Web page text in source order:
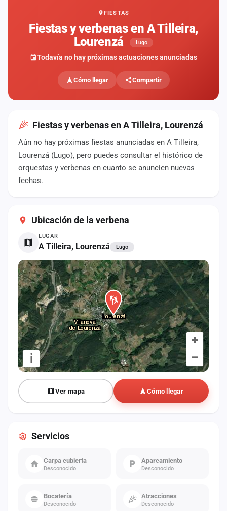
FIESTAS
Fiestas y verbenas en A Tilleira,
Lourenzá
Lugo
Todavía no hay próximas actuaciones anunciadas
Cómo llegar Compartir
Fiestas y verbenas en A Tilleira, Lourenzá
Aún no hay próximas fiestas anunciadas en A Tilleira,
Lourenzá (Lugo), pero puedes consultar el histórico de
orquestas y verbenas en cuanto se anuncien nuevas
fechas.
Ubicación de la verbena
LUGAR
A Tilleira, Lourenzá Lugo
+
–
i
Ver mapa Cómo llegar
Servicios
Carpa cubierta
Desconocido
Aparcamiento
Desconocido
Bocatería
Desconocido
Atracciones
Desconocido
fiestas
Componentes
Agencias
Rankings
Vídeos
Anuncios
Contacto